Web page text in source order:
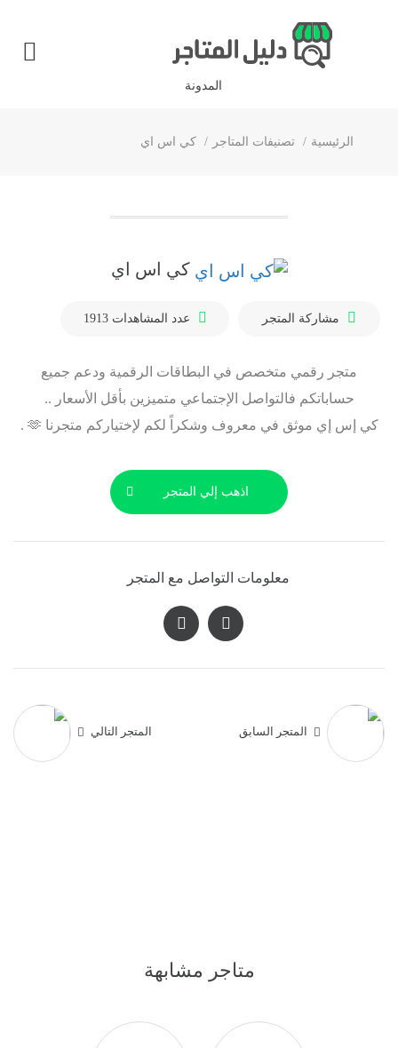
المدونة
الرئيسية تصنيفات المتاجر كي اس اي
كي اس اي
مشاركة المتجر عدد المشاهدات1913
متجر رقمي متخصص في البطاقات الرقمية ودعم جميع
حساباتكم فالتواصل الإجتماعي متميزين بأقل الأسعار ..
كي إس إي موثق في معروف وشكراً لكم لإختياركم متجرنا 🫶 .
اذهب إلي المتجر
معلومات التواصل مع المتجر
المتجر السابق المتجر التالي
متاجر مشابهة